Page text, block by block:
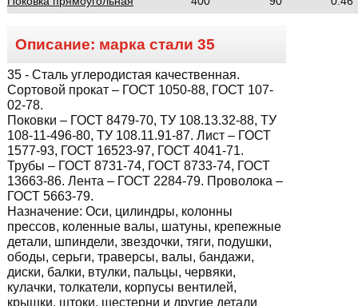
Описание: марка стали 35
35 - Сталь углеродистая качественная.
Сортовой прокат – ГОСТ 1050-88, ГОСТ 107-
02-78.
Поковки – ГОСТ 8479-70, ТУ 108.13.32-88, ТУ
108-11-496-80, ТУ 108.11.91-87. Лист – ГОСТ
1577-93, ГОСТ 16523-97, ГОСТ 4041-71.
Трубы – ГОСТ 8731-74, ГОСТ 8733-74, ГОСТ
13663-86. Лента – ГОСТ 2284-79. Проволока –
ГОСТ 5663-79.
Назначение: Оси, цилиндры, колонны
прессов, коленные валы, шатуны, крепежные
детали, шпиндели, звездочки, тяги, подушки,
ободы, серьги, траверсы, валы, бандажи,
диски, балки, втулки, пальцы, червяки,
кулачки, толкатели, корпусы вентилей,
крышки, штоки, шестерни и другие детали